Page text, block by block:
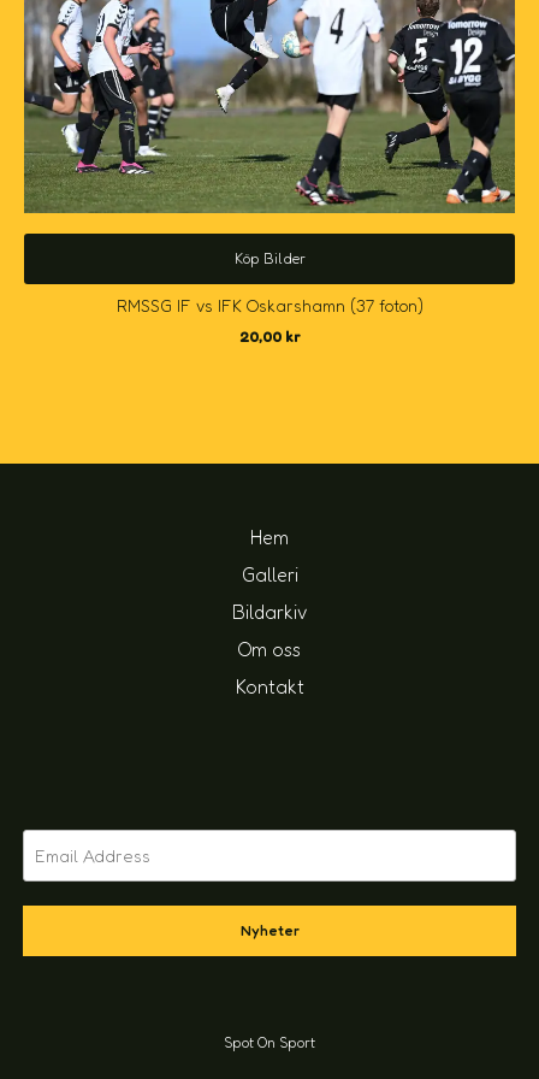
Köp Bilder
RMSSG IF vs IFK Oskarshamn (37 foton)
20,00 kr
Hem
Galleri
Bildarkiv
Om oss
Kontakt
Nyheter
Spot On Sport